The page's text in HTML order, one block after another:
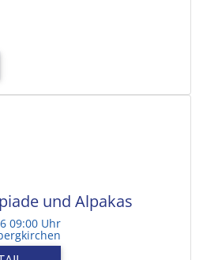
und Alpakas
09:00 Uhr